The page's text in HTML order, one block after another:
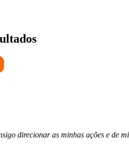
direcionar as minhas ações e de